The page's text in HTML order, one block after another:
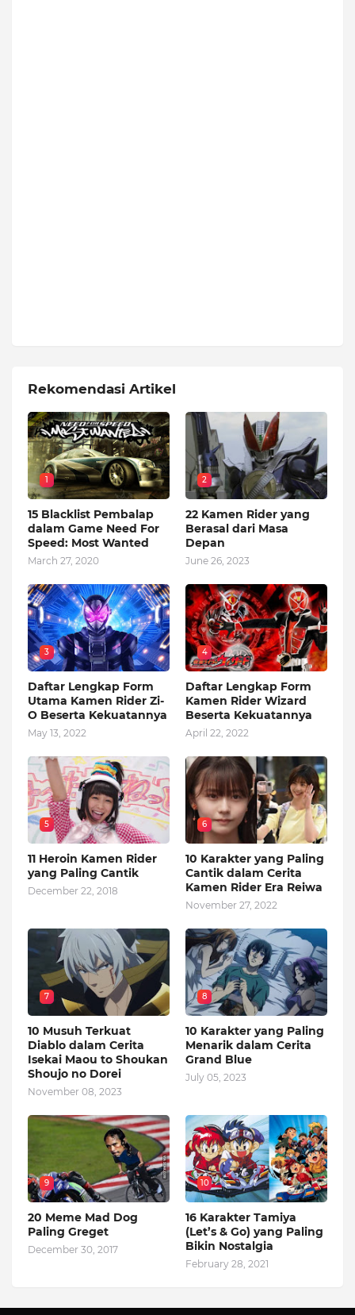
Rekomendasi Artikel
1
15 Blacklist Pembalap
dalam Game Need For
Speed: Most Wanted
March 27, 2020
2
22 Kamen Rider yang
Berasal dari Masa
Depan
June 26, 2023
3
Daftar Lengkap Form
Utama Kamen Rider Zi-
O Beserta Kekuatannya
May 13, 2022
4
Daftar Lengkap Form
Kamen Rider Wizard
Beserta Kekuatannya
April 22, 2022
5
11 Heroin Kamen Rider
yang Paling Cantik
December 22, 2018
6
10 Karakter yang Paling
Cantik dalam Cerita
Kamen Rider Era Reiwa
November 27, 2022
7
10 Musuh Terkuat
Diablo dalam Cerita
Isekai Maou to Shoukan
Shoujo no Dorei
November 08, 2023
8
10 Karakter yang Paling
Menarik dalam Cerita
Grand Blue
July 05, 2023
9
20 Meme Mad Dog
Paling Greget
December 30, 2017
10
16 Karakter Tamiya
(Let’s & Go) yang Paling
Bikin Nostalgia
February 28, 2021